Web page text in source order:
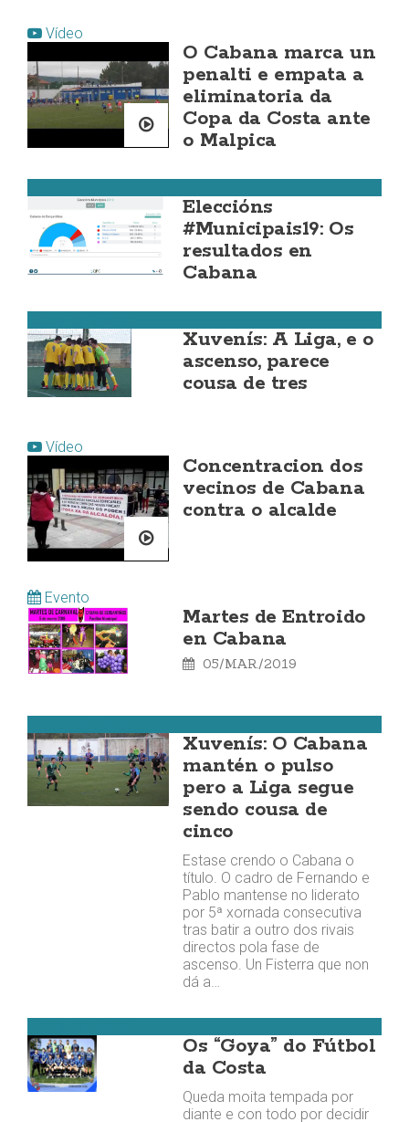
Vídeo
O Cabana marca un
penalti e empata a
eliminatoria da
Copa da Costa ante
o Malpica
Eleccións
#Municipais19: Os
resultados en
Cabana
Xuvenís: A Liga, e o
ascenso, parece
cousa de tres
Vídeo
Concentracion dos
vecinos de Cabana
contra o alcalde
Evento
Martes de Entroido
en Cabana
05/MAR./2019
Xuvenís: O Cabana
mantén o pulso
pero a Liga segue
sendo cousa de
cinco
Estase crendo o Cabana o
título. O cadro de Fernando e
Pablo mantense no liderato
por 5ª xornada consecutiva
tras batir a outro dos rivais
directos pola fase de
ascenso. Un Fisterra que non
dá a…
Os “Goya” do Fútbol
da Costa
Queda moita tempada por
diante e con todo por decidir